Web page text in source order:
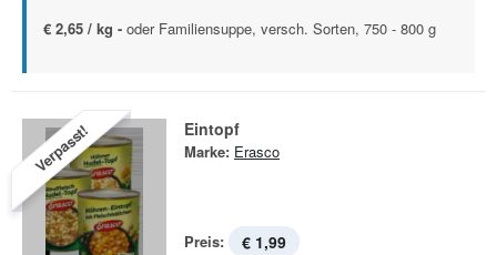
€ 2,65 / kg - oder Familiensuppe, versch. Sorten, 750 - 800 g
Verpasst! Eintopf
Marke: Erasco
Preis: € 1,99